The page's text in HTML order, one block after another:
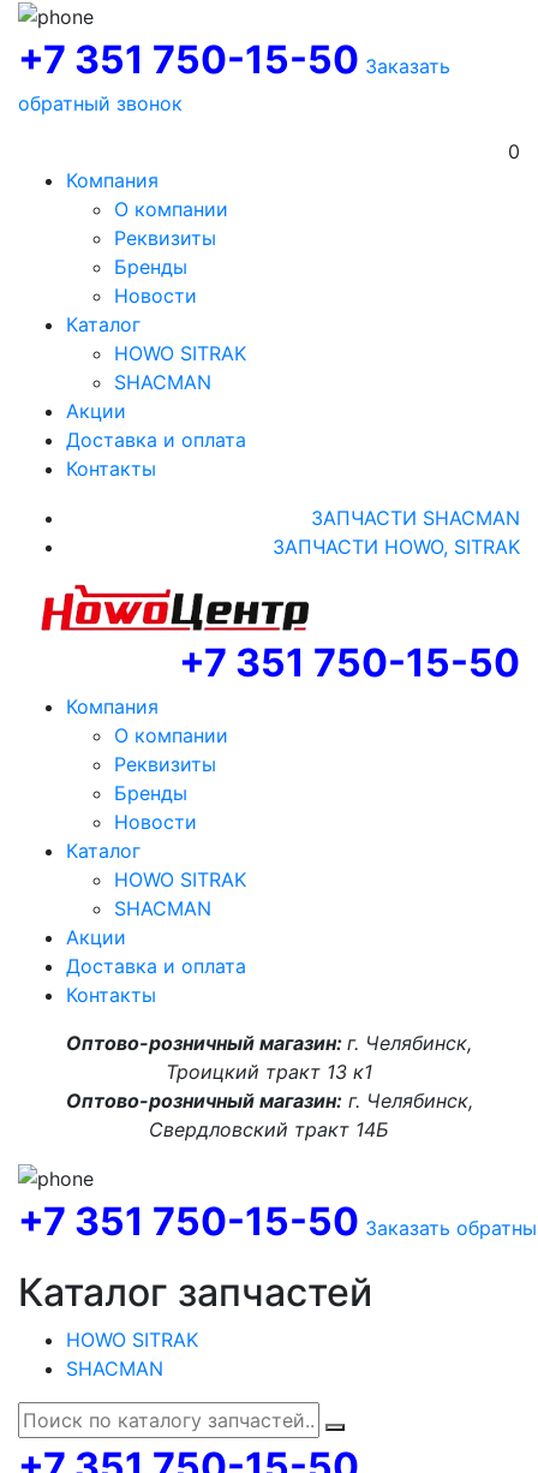
+7 351 750-15-50 Заказать
обратный звонок
0
Компания
О компании
Реквизиты
Бренды
Новости
Каталог
HOWO SITRAK
SHACMAN
Акции
Доставка и оплата
Контакты
ЗАПЧАСТИ SHACMAN
ЗАПЧАСТИ HOWO, SITRAK
+7 351 750-15-50
Компания
О компании
Реквизиты
Бренды
Новости
Каталог
HOWO SITRAK
SHACMAN
Акции
Доставка и оплата
Контакты
Оптово-розничный магазин: г. Челябинск,
Троицкий тракт 13 к1
Оптово-розничный магазин:г. Челябинск,
Свердловский тракт 14Б
+7 351 750-15-50 Заказать
Каталог запчастей
HOWO SITRAK
SHACMAN